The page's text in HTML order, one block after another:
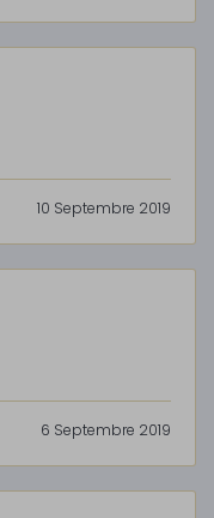
10 Septembre 2019
6 Septembre 2019